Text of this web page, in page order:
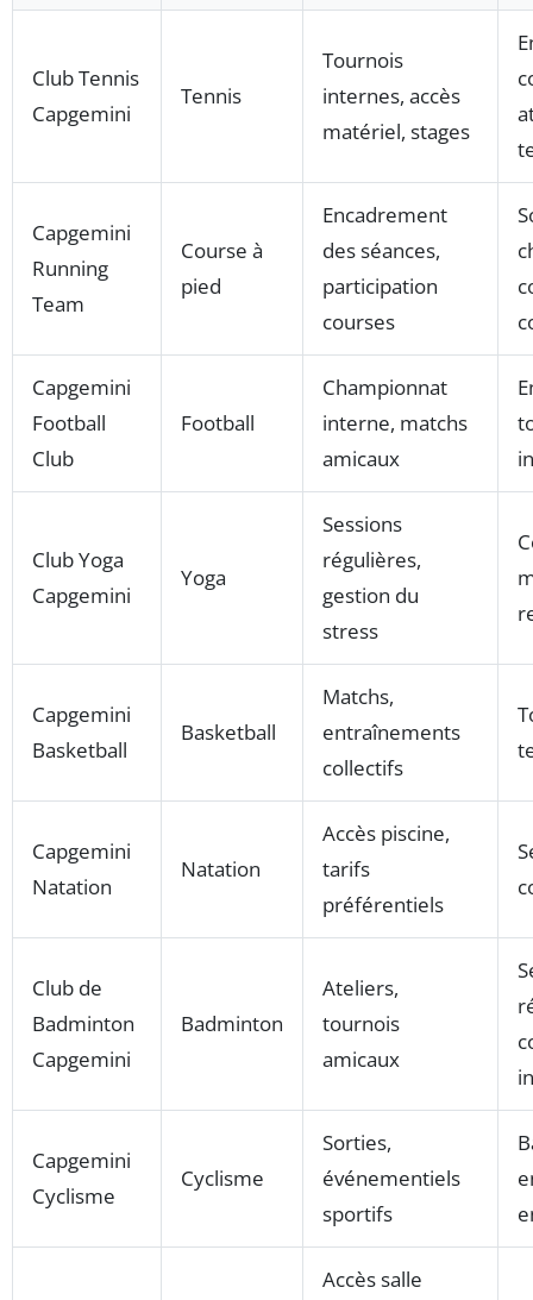
Club Tennis
Capgemini
Tennis
Tournois
internes, accès
matériel, stages
Capgemini
Running
Team
Course à
pied
Encadrement
des séances,
participation
courses
Capgemini
Football
Club
Football
Championnat
interne, matchs
amicaux
Club Yoga
Capgemini
Yoga
Sessions
régulières,
gestion du
stress
Capgemini
Basketball
Basketball
Matchs,
entraînements
collectifs
Capgemini
Natation
Natation
Accès piscine,
tarifs
préférentiels
Club de
Badminton
Capgemini
Badminton
Ateliers,
tournois
amicaux
Capgemini
Cyclisme
Cyclisme
Sorties,
événementiels
sportifs
Accès salle